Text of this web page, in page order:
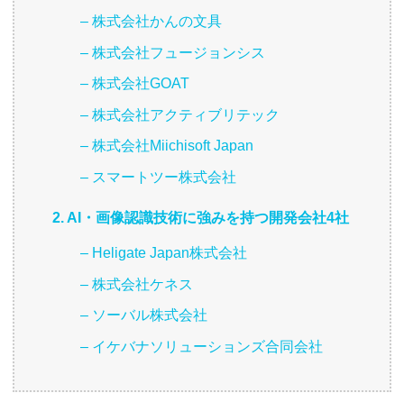
– 株式会社かんの文具
– 株式会社フュージョンシス
– 株式会社GOAT
– 株式会社アクティブリテック
– 株式会社Miichisoft Japan
– スマートツー株式会社
2. AI・画像認識技術に強みを持つ開発会社4社
– Heligate Japan株式会社
– 株式会社ケネス
– ソーバル株式会社
– イケバナソリューションズ合同会社